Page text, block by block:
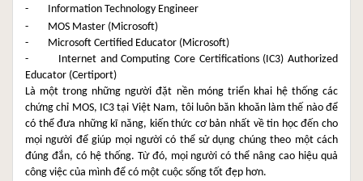
-        Information Technology Engineer
-        Microsoft Certified Educator (Microsoft)
-        Internet and Computing Core Certifications (IC3) Authorized
Educator (Certiport)
Là một trong những người đặt nền móng triển khai hệ thống các
chứng chỉ MOS, IC3 tại Việt Nam, tôi luôn băn khoăn làm thế nào để
có thể đưa những kĩ năng, kiến thức cơ bản nhất về tin học đến cho
mọi người để giúp mọi người có thể sử dụng chúng theo một cách
đúng đắn, có hệ thống. Từ đó, mọi người có thể nâng cao hiệu quả
công việc của mình để có một cuộc sống tốt đẹp hơn.